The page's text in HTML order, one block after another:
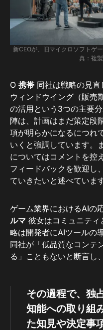
新CEOが、旧マイクロソフトゲ
真：複
O 携帯 同社は戦略の見直
ウィンドウイング（販売
の活用という3つの主要
陣は、計画はまだ策定段
項が明らかになるにつれ
いくと強調しています。
についてはコメントを控
フィードバックを歓迎し
ていきたいと述べています
ゲーム業界におけるAIの
ルマ 彼女はコミュニテ
略は開発者にAIツールの
同社が「低品質なコンテ
る」こともないと断言し
その過程で、独
知能への取り組
た知見や決定事